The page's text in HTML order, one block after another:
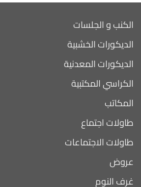
الكنب و الجلسات
الديكورات الخشبية
الديكورات المعدنية
الكراسي المكتبية
المكاتب
طاولات اجتماع
طاولات الاجتماعات
عروض
غرف النوم